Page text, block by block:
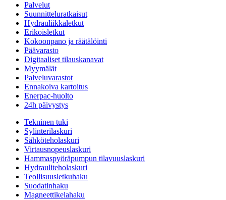
Palvelut
Suunnitteluratkaisut
Hydrauliikkaletkut
Erikoisletkut
Kokoonpano ja räätälöinti
Päävarasto
Digitaaliset tilauskanavat
Myymälät
Palveluvarastot
Ennakoiva kartoitus
Enerpac-huolto
24h päivystys
Tekninen tuki
Sylinterilaskuri
Sähköteholaskuri
Virtausnopeuslaskuri
Hammaspyöräpumpun tilavuuslaskuri
Hydrauliteholaskuri
Teollisuusletkuhaku
Suodatinhaku
Magneettikelahaku